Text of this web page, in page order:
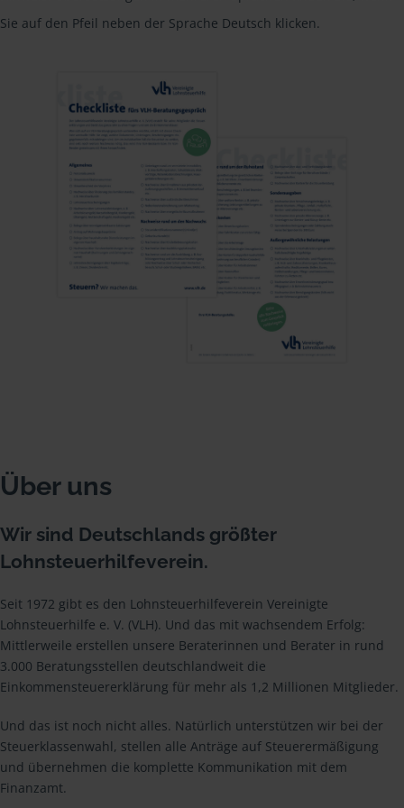
Sie auf den Pfeil neben der Sprache Deutsch klicken.
Über uns
Wir sind Deutschlands größter
Lohnsteuerhilfeverein.
Seit 1972 gibt es den Lohnsteuerhilfeverein Vereinigte
Lohnsteuerhilfe e. V. (VLH). Und das mit wachsendem Erfolg:
Mittlerweile erstellen unsere Beraterinnen und Berater in rund
3.000 Beratungsstellen deutschlandweit die
Einkommensteuererklärung für mehr als 1,2 Millionen Mitglieder.
Und das ist noch nicht alles. Natürlich unterstützen wir bei der
Steuerklassenwahl, stellen alle Anträge auf Steuerermäßigung
und übernehmen die komplette Kommunikation mit dem
Finanzamt.